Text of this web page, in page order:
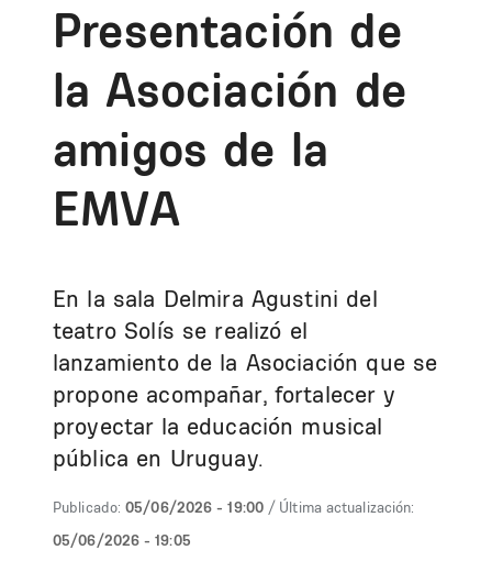
Presentación de
la Asociación de
amigos de la
EMVA
En la sala Delmira Agustini del
teatro Solís se realizó el
lanzamiento de la Asociación que se
propone acompañar, fortalecer y
proyectar la educación musical
pública en Uruguay.
Publicado: 05/06/2026 - 19:00 / Última actualización:
05/06/2026 - 19:05